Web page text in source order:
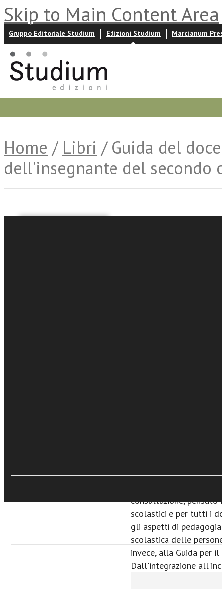
Skip to Main Content Area
Gruppo Editoriale Studium Edizioni Studium Marcianum
Home / Libri / Guida del
dell'insegnante del
valutazione degli
consultazione,
scolastici e per tutti i
gli aspetti di
scolastica delle
invece, alla Guida per
Dall'integrazione